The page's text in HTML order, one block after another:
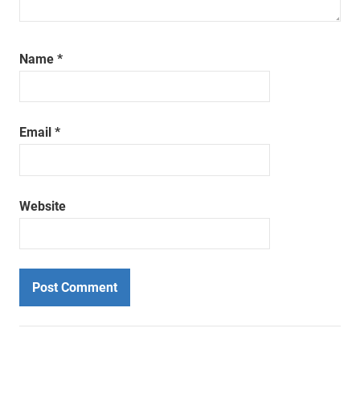
Name *
Email *
Website